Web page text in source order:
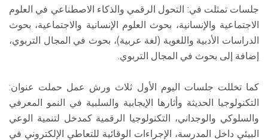
جلسات تمثلت في: التحول الرقمي والذكاء الاصطناعي في العلوم
الاجتماعية والإنسانية، بحوث العلوم الإنسانية والاجتماعية، بحوث
الدراسات الأدبية واللغوية (لغة عربية)، بحوث في المجال التربوي،
إضافة إلى بحوث في المجال التربوي.
كما تخللت جلسات اليوم الأول ثلاث ورش عمل حملت عنوان:
التكنولوجيا الحديثة وأثارها الإيجابية والسلبية في النمو المعرفي
والسلوكي والوجداني، التكنولوجيا الرقمية كمدخل لتنمية الوعي
البيئي داخل المدرسة، الإجراءات الوقائية للتعاطي الإلكتروني في